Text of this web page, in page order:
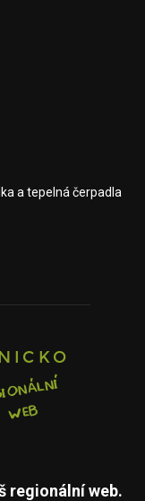
a tepelná čerpadla
regionální web.